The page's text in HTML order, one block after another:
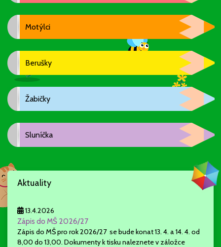
Motýlci
Berušky
Žabičky
Sluníčka
Aktuality
13.4.2026
Zápis do MŠ 2026/27
Zápis do MŠ pro rok 2026/27 se bude konat 13. 4. a 14. 4. od
8,00 do 13,00. Dokumenty k tisku naleznete v záložce